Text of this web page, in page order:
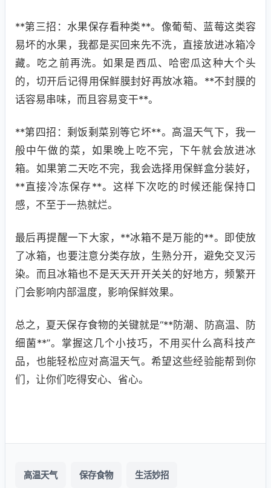
**第三招：水果保存看种类**。像葡萄、蓝莓这类容
易坏的水果，我都是买回来先不洗，直接放进冰箱冷
藏。吃之前再洗。如果是西瓜、哈密瓜这种大个头
的，切开后记得用保鲜膜封好再放冰箱。**不封膜的
话容易串味，而且容易变干**。
**第四招：剩饭剩菜别等它坏**。高温天气下，我一
般中午做的菜，如果晚上吃不完，下午就会放进冰
箱。如果第二天吃不完，我会选择用保鲜盒分装好，
**直接冷冻保存**。这样下次吃的时候还能保持口
感，不至于一热就烂。
最后再提醒一下大家，**冰箱不是万能的**。即使放
了冰箱，也要注意分类存放，生熟分开，避免交叉污
染。而且冰箱也不是天天开开关关的好地方，频繁开
门会影响内部温度，影响保鲜效果。
总之，夏天保存食物的关键就是“**防潮、防高温、防
细菌**”。掌握这几个小技巧，不用买什么高科技产
品，也能轻松应对高温天气。希望这些经验能帮到你
们，让你们吃得安心、省心。
高温天气 保存食物 生活妙招